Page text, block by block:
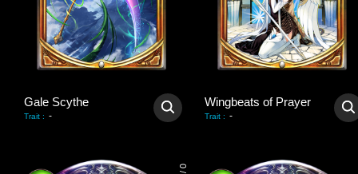
Gale Scythe
Trait : -
Wingbeats of Prayer
Trait : -
0
/